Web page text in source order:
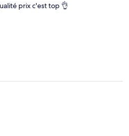
prix c'est top 👌